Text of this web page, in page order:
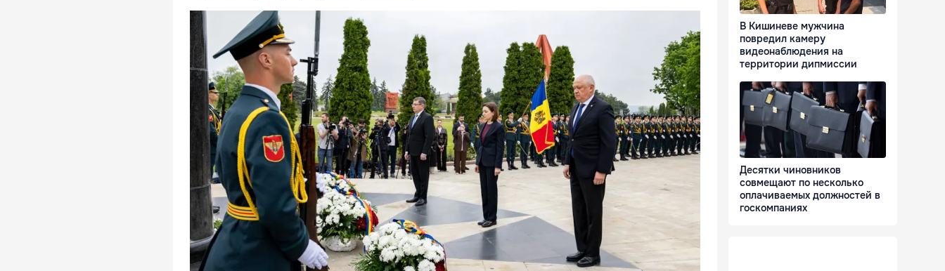
В Кишиневе мужчина
повредил камеру
видеонаблюдения на
территории дипмиссии
Десятки чиновников
совмещают по несколько
оплачиваемых должностей в
госкомпаниях